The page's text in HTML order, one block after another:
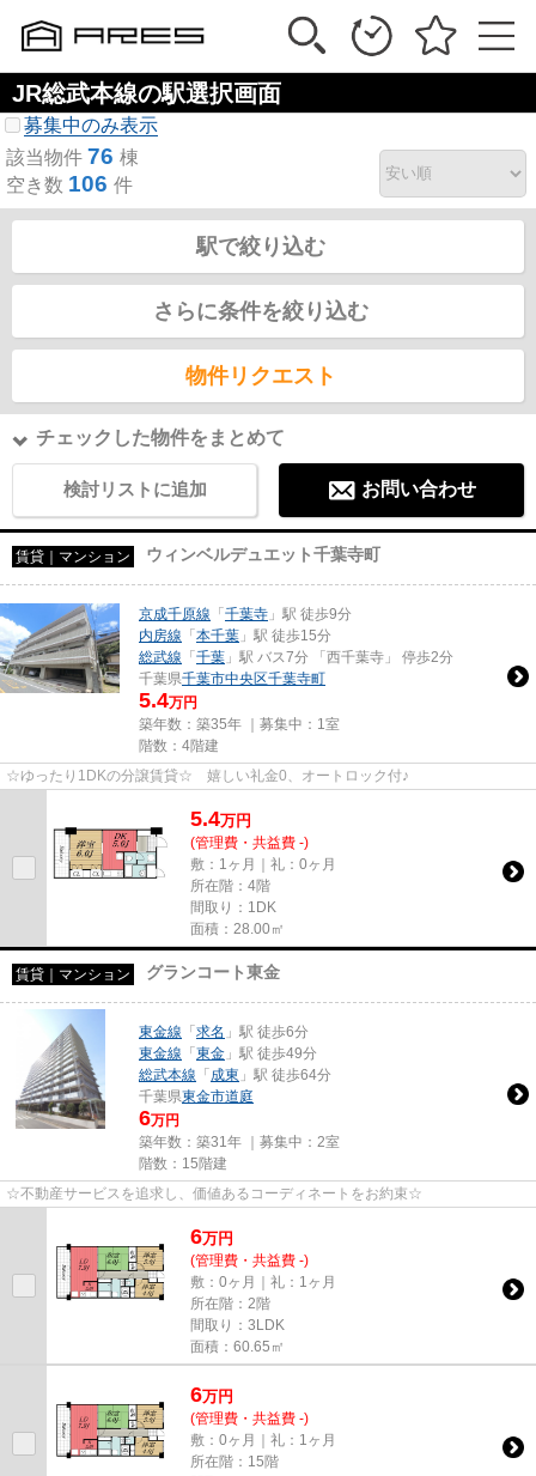
JR総武本線の駅選択画面
募集中のみ表示
該当物件 76 棟
空き数 106 件
駅で絞り込む
さらに条件を絞り込む
物件リクエスト
チェックした物件をまとめて
検討リストに追加 お問い合わせ
賃貸｜マンション ウィンベルデュエット千葉寺町
京成千原線 「千葉寺 」駅 徒歩9分
内房線 「本千葉 」駅 徒歩15分
総武線 「千葉 」駅 バス7分 「西千葉寺」 停歩2分
千葉県千葉市中央区千葉寺町
5.4万円
築年数：築35年 ｜募集中： 1室
階数：4階建
☆ゆったり1DKの分譲賃貸☆ 嬉しい礼金0、オートロック付♪
5.4万円
(管理費・共益費 -)
敷：1ヶ月｜礼：0ヶ月
所在階：4階
間取り：1DK
面積：28.00㎡
賃貸｜マンション グランコート東金
東金線 「求名 」駅 徒歩6分
東金線 「東金 」駅 徒歩49分
総武本線 「成東 」駅 徒歩64分
千葉県東金市道庭
6万円
築年数：築31年 ｜募集中： 2室
階数：15階建
☆不動産サービスを追求し、価値あるコーディネートをお約束☆
6万円
(管理費・共益費 -)
敷：0ヶ月｜礼：1ヶ月
所在階：2階
間取り：3LDK
面積：60.65㎡
6万円
(管理費・共益費 -)
敷：0ヶ月｜礼：1ヶ月
所在階：15階